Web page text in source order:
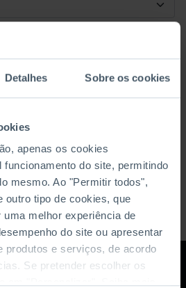
Detalhes Sobre os cookies
apenas os cookies
do site, permitindo
mesmo. Ao "Permitir todos",
outro tipo de cookies, que
melhor experiência de
do site ou apresentar
produtos e serviços, de acordo
Se pretender escolher os